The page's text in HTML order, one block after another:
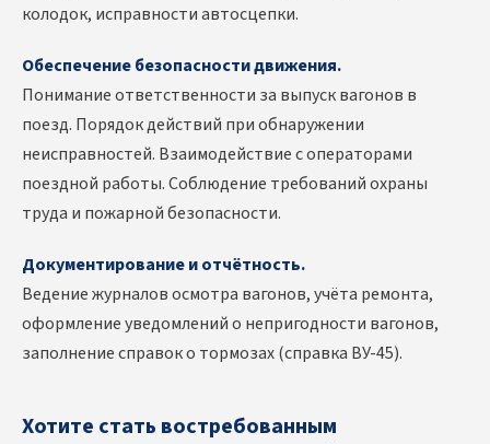
колодок, исправности автосцепки.
Обеспечение безопасности движения.
Понимание ответственности за выпуск вагонов в
поезд. Порядок действий при обнаружении
неисправностей. Взаимодействие с операторами
поездной работы. Соблюдение требований охраны
труда и пожарной безопасности.
Документирование и отчётность.
Ведение журналов осмотра вагонов, учёта ремонта,
оформление уведомлений о непригодности вагонов,
заполнение справок о тормозах (справка ВУ-45).
Хотите стать востребованным